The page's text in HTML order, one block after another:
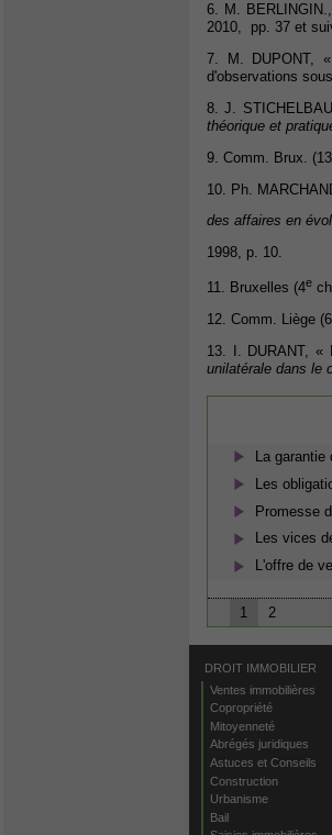
6. M.
2010, pp. 37 et
7. M. DUPONT,
d'observations
8. J.
théorique et
9. Comm. Brux.
10. Ph.
des affaires en
1998, p. 10.
11. Bruxelles (4e
12. Comm. Liège
13. I. DURANT, «
unilatérale dans le
La
Les
Promesse
Les vices
L'offre de
1 2
DROIT IMMOBILIER
Ventes immobilières
Copropriété
Mitoyenneté
Abrégés juridiques
Astuces et Conseils
Construction
Urbanisme
Bail